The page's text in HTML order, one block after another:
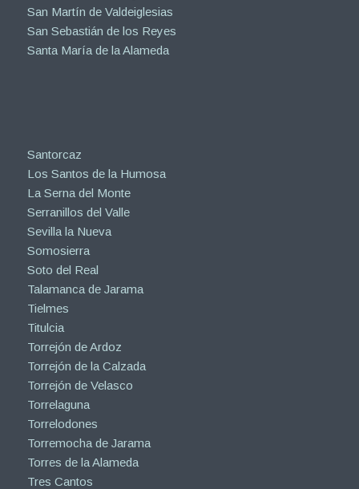
San Martín de Valdeiglesias
San Sebastián de los Reyes
Santa María de la Alameda
Santorcaz
Los Santos de la Humosa
La Serna del Monte
Serranillos del Valle
Sevilla la Nueva
Somosierra
Soto del Real
Talamanca de Jarama
Tielmes
Titulcia
Torrejón de Ardoz
Torrejón de la Calzada
Torrejón de Velasco
Torrelaguna
Torrelodones
Torremocha de Jarama
Torres de la Alameda
Tres Cantos